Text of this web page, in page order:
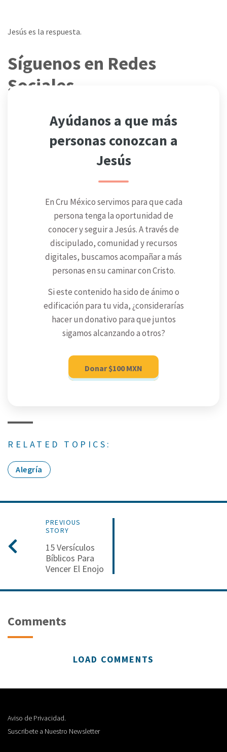
Jesús es la respuesta.
Síguenos en Redes
Sociales
Ayúdanos a que más
personas conozcan a
Jesús
En Cru México servimos para que cada
persona tenga la oportunidad de
conocer y seguir a Jesús. A través de
discipulado, comunidad y recursos
digitales, buscamos acompañar a más
personas en su caminar con Cristo.
Si este contenido ha sido de ánimo o
edificación para tu vida, ¿considerarías
hacer un donativo para que juntos
sigamos alcanzando a otros?
Donar $100 MXN
RELATED TOPICS:
Alegría
PREVIOUS
STORY
15 Versículos
Bíblicos Para
Vencer El Enojo
Comments
LOAD COMMENTS
Aviso de Privacidad.
Suscribete a Nuestro Newsletter